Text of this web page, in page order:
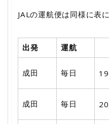
JALの運航便は同様に表
出発 運航
成田 毎日
成田 毎日